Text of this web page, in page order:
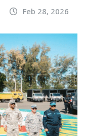
Feb 28, 2026